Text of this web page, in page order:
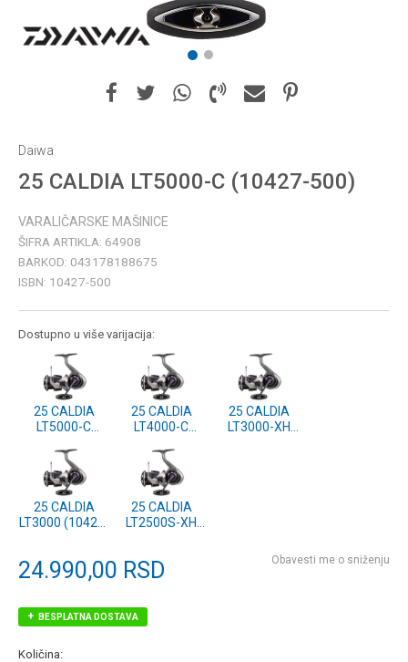
1 2
Daiwa
25 CALDIA LT5000-C (10427-500)
VARALIČARSKE MAŠINICE
ŠIFRA ARTIKLA: 64908
BARKOD: 043178188675
ISBN: 10427-500
Dostupno u više varijacija:
25 CALDIA
LT5000-C
25 CALDIA
LT4000-C
25 CALDIA
LT3000-XH
25 CALDIA
LT3000 (10427-
25 CALDIA
LT2500S-XH
24.990,00 RSD Obavesti me o sniženju
BESPLATNA DOSTAVA
Količina: